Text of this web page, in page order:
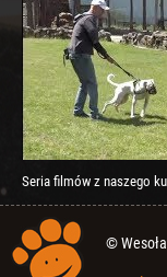
Seria filmów z naszego
©